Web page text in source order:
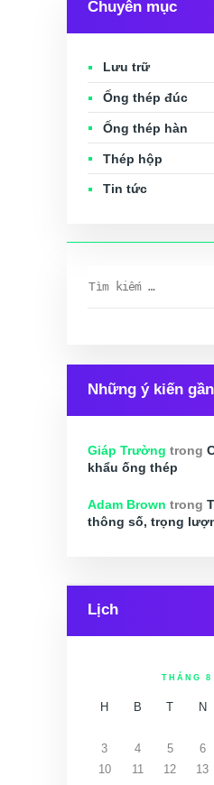
Chuyên mục
Lưu trữ
Ống thép đúc
Ống thép hàn
Thép hộp
Tin tức
kiếm
Những ý kiến
Giáp Trường trong
khẩu ống thép
Adam Brown trong
thông số, trọng
Lịch
THÁNG 8
H B T N
3
4 5 6
10
11 12 13